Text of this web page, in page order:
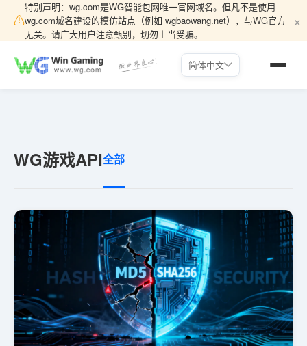
⚠
特别声明：wg.com是WG智能包网唯一官网域名。但凡不是使用
wg.com域名建设的模仿站点（例如 wgbaowang.net），与WG官方
无关。请广大用户注意甄别，切勿上当受骗。
×
简体中文
WG游戏API全部